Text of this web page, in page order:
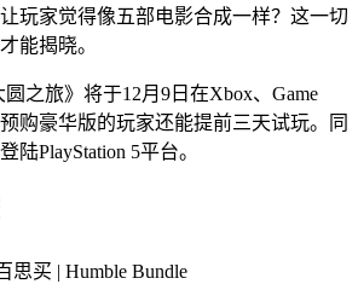
玩家觉得像五部电影合成一样？这一切
能揭晓。
圆之旅》将于12月9日在Xbox、Game
购豪华版的玩家还能提前三天试玩。同
陆PlayStation 5平台。
思买 | Humble Bundle